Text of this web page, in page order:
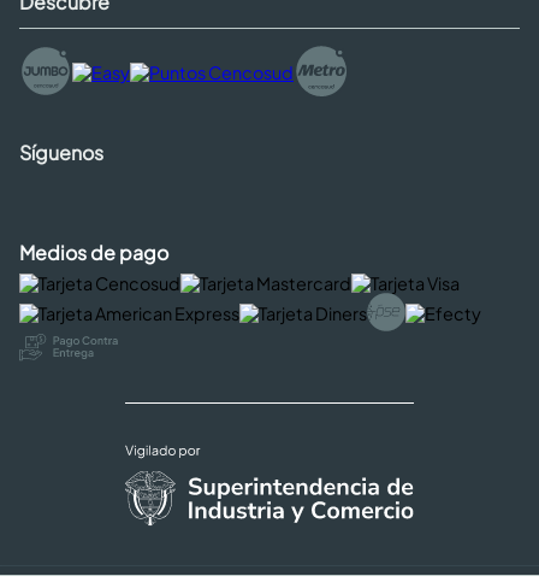
Síguenos
Medios de pago